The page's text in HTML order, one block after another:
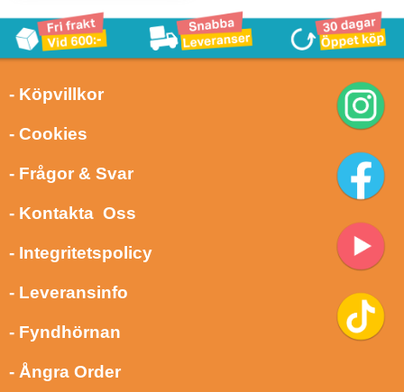
- Köpvillkor
- Cookies
- Frågor & Svar
- Kontakta Oss
- Integritetspolicy
- Leveransinfo
- Fyndhörnan
- Ångra Order